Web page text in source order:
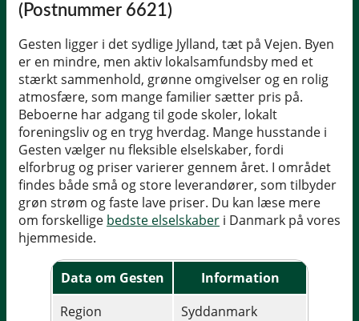
(Postnummer 6621)
Gesten ligger i det sydlige Jylland, tæt på Vejen. Byen
er en mindre, men aktiv lokalsamfundsby med et
stærkt sammenhold, grønne omgivelser og en rolig
atmosfære, som mange familier sætter pris på.
Beboerne har adgang til gode skoler, lokalt
foreningsliv og en tryg hverdag. Mange husstande i
Gesten vælger nu fleksible elselskaber, fordi
elforbrug og priser varierer gennem året. I området
findes både små og store leverandører, som tilbyder
grøn strøm og faste lave priser. Du kan læse mere
om forskellige bedste elselskaber i Danmark på vores
hjemmeside.
Data om Gesten
Information
Region
Syddanmark